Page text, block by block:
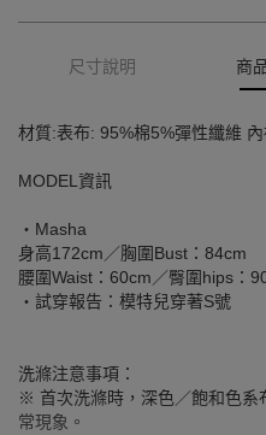
尺寸說明 商
材質:表布: 95%棉5%彈性纖維
MODEL資訊
‧Masha
身高172cm／胸圍Bust：84cm
腰圍Waist：60cm／臀圍hips：
‧試穿報告：模特兒穿著S號
洗滌注意事項：
※ 首次洗滌時，深色／飽和色系
常現象。